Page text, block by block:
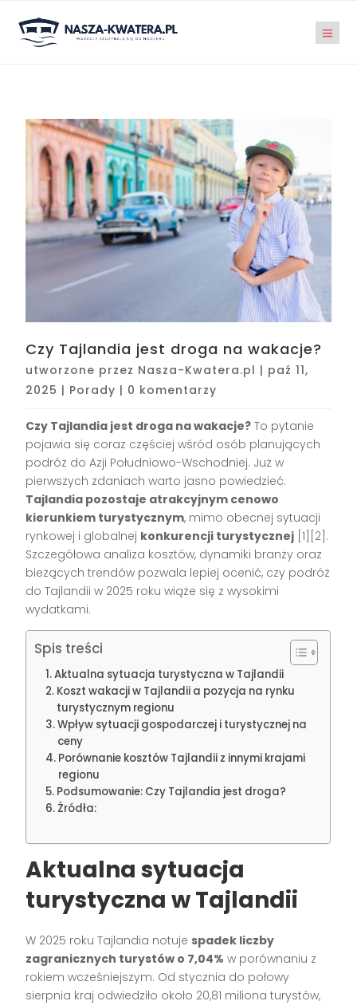
Czy Tajlandia jest droga na wakacje?
utworzone przez Nasza-Kwatera.pl | paź 11,
2025 | Porady | 0 komentarzy
Czy Tajlandia jest droga na wakacje? To pytanie
pojawia się coraz częściej wśród osób planujących
podróż do Azji Południowo-Wschodniej. Już w
pierwszych zdaniach warto jasno powiedzieć:
Tajlandia pozostaje atrakcyjnym cenowo
kierunkiem turystycznym, mimo obecnej sytuacji
rynkowej i globalnej konkurencji turystycznej [1][2].
Szczegółowa analiza kosztów, dynamiki branży oraz
bieżących trendów pozwala lepiej ocenić, czy podróż
do Tajlandii w 2025 roku wiąże się z wysokimi
wydatkami.
Spis treści
Aktualna sytuacja turystyczna w Tajlandii
Koszt wakacji w Tajlandii a pozycja na rynku
turystycznym regionu
Wpływ sytuacji gospodarczej i turystycznej na
ceny
Porównanie kosztów Tajlandii z innymi krajami
regionu
Podsumowanie: Czy Tajlandia jest droga?
Źródła:
Aktualna sytuacja
turystyczna w Tajlandii
W 2025 roku Tajlandia notuje spadek liczby
zagranicznych turystów o 7,04% w porównaniu z
rokiem wcześniejszym. Od stycznia do połowy
sierpnia kraj odwiedziło około 20,81 miliona turystów,